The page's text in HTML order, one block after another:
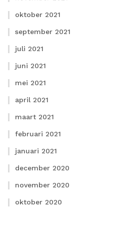
oktober 2021
september 2021
juli 2021
juni 2021
mei 2021
april 2021
maart 2021
februari 2021
januari 2021
december 2020
november 2020
oktober 2020